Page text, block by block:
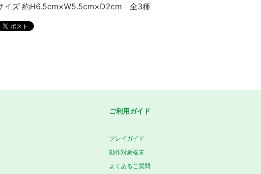
イズ 約H6.5cm×W5.5cm×D2cm 全3種
ご利用ガイド
プレイガイド
動作対象端末
よくあるご質問